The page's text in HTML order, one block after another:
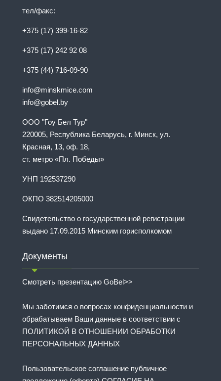
тел/факс:
+375 (17) 399-16-82
+375 (17) 242 92 08
+375 (44) 716-09-90
info@minskmice.com
info@gobel.by
ООО "Гоу Бел Тур"
220005, Республика Беларусь, г. Минск, ул.
Красная, 13, оф. 18,
ст. метро «Пл. Победы»
УНП 192537290
ОКПО 382514205000
Свидетельство о государственной регистрации
выдано 17.09.2015 Минским горисполкомом
Документы
Смотреть презентацию GoBel>>
Мы заботимся о вопросах конфиденциальности и
обрабатываем Ваши данные в соответствии с
ПОЛИТИКОЙ В ОТНОШЕНИИ ОБРАБОТКИ
ПЕРСОНАЛЬНЫХ ДАННЫХ
Пользовательское соглашение публичное